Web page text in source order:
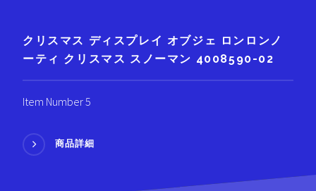
クリスマス ディスプレイ オブジェ ロンロンノ
ーティ クリスマス スノーマン 4008590-02
Item Number 5
商品詳細